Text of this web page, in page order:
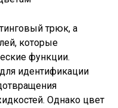
трюк, а
которые
функции.
идентификации
Однако цвет